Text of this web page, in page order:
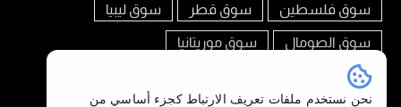
سوق فلسطين سوق قطر سوق ليبيا
سوق الصومال سوق موريتانيا
تابعنا على
نحن نستخدم ملفات تعريف الارتباط كجزء أساسي من